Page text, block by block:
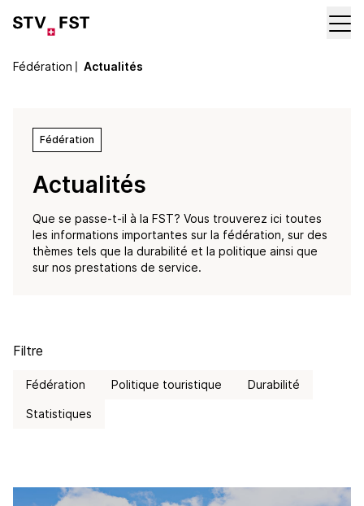
Fédération〡 Actualités
Fédération
Actualités
Que se passe-t-il à la FST? Vous trouverez ici toutes
les informations importantes sur la fédération, sur des
thèmes tels que la durabilité et la politique ainsi que
sur nos prestations de service.
Filtre
Fédération Politique touristique Durabilité
Statistiques